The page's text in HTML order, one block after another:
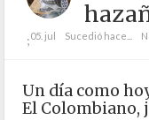
;05. jul Sucedió hace...
Un día como
El Colombiano,